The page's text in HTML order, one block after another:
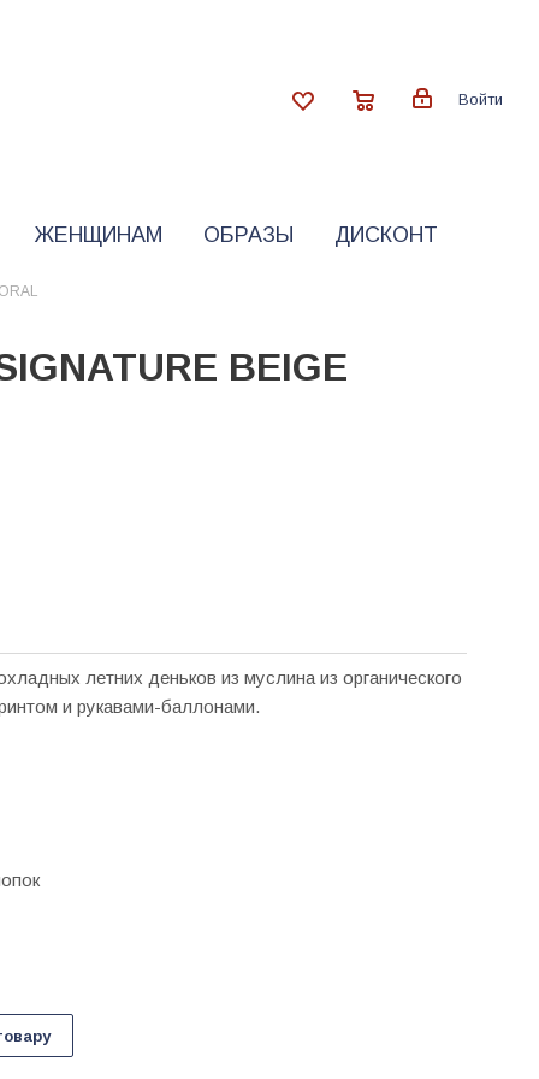
Войти
ЖЕНЩИНАМ ОБРАЗЫ ДИСКОНТ
BEIGE
летних деньков из муслина из органического
и рукавами-баллонами.